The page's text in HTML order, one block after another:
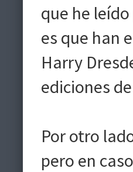
que he
es que han
Harry
ediciones
Por otro
pero en